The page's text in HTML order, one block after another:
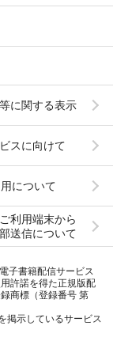
に関する表示
スに向けて
について
利用端末から
送信について
子書籍配信サービス
許諾を得た正規版配
商標（登録番号 第
掲示しているサービス